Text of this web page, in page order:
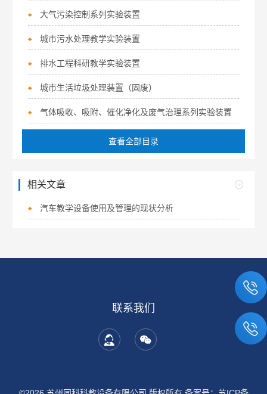
大气污染控制系列实验装置
城市污水处理教学实验装置
排水工程科研教学实验装置
城市生活垃圾处理装置（固废）
气体吸收、吸附、催化净化及废气治理系列实验装置
查看全部目录
相关文章
汽车教学设备使用及管理的现状分析
联系我们